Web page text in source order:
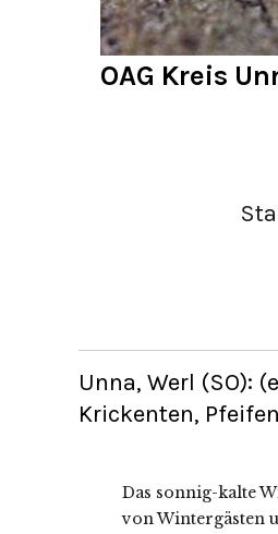
OAG Kreis
Unna, Werl (SO):
Krickenten,
Das sonnig-kalte
von Wintergästen